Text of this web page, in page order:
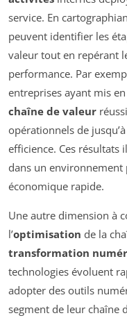
service. En
peuvent identifier les
valeur tout en repérant
performance. Par
entreprises ayant mis
chaîne de valeur
opérationnels de
efficience. Ces résultats
dans un
économique rapide.
Une autre dimension à
l’optimisation de la
transformation
technologies évoluent
adopter des outils
segment de leur chaîne